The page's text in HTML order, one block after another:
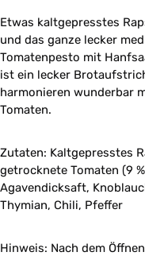
Etwas kaltgepresstes
und das ganze lecker
Tomatenpesto mit
ist ein lecker
harmonieren wunderbar
Tomaten.
Zutaten: Kaltgepresstes
getrocknete Tomaten (9
Agavendicksaft,
Thymian, Chili, Pfeffer
Hinweis: Nach dem